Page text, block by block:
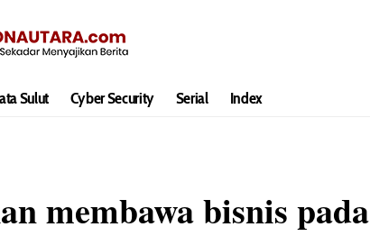
Sulut Cyber Security Serial Index
membawa bisnis pada